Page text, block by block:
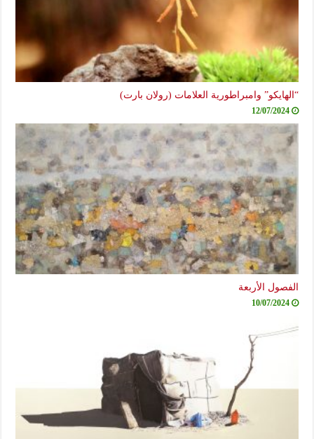
“الهايكو” وامبراطورية العلامات (رولان بارت)
12/07/2024
الفصول الأربعة
10/07/2024